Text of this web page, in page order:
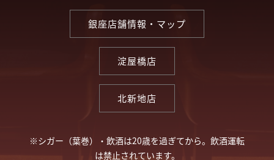
銀座店舗情報・マップ
淀屋橋店
北新地店
※シガー（葉巻）・飲酒は20歳を過ぎてから。飲酒運転
は禁止されています。